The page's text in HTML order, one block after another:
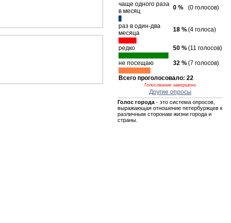
чаще одного раза
в месяц
0 % (0 голосов)
раз в один-два
месяца
18 %(4 голоса)
редко 50 %(11 голосов)
не посещаю 32 %(7 голосов)
Всего проголосовало: 22
Голосование завершено
Другие опросы
Голос города- это система опросов,
выражающая отношение петербуржцев к
различным сторонам жизни города и
страны.